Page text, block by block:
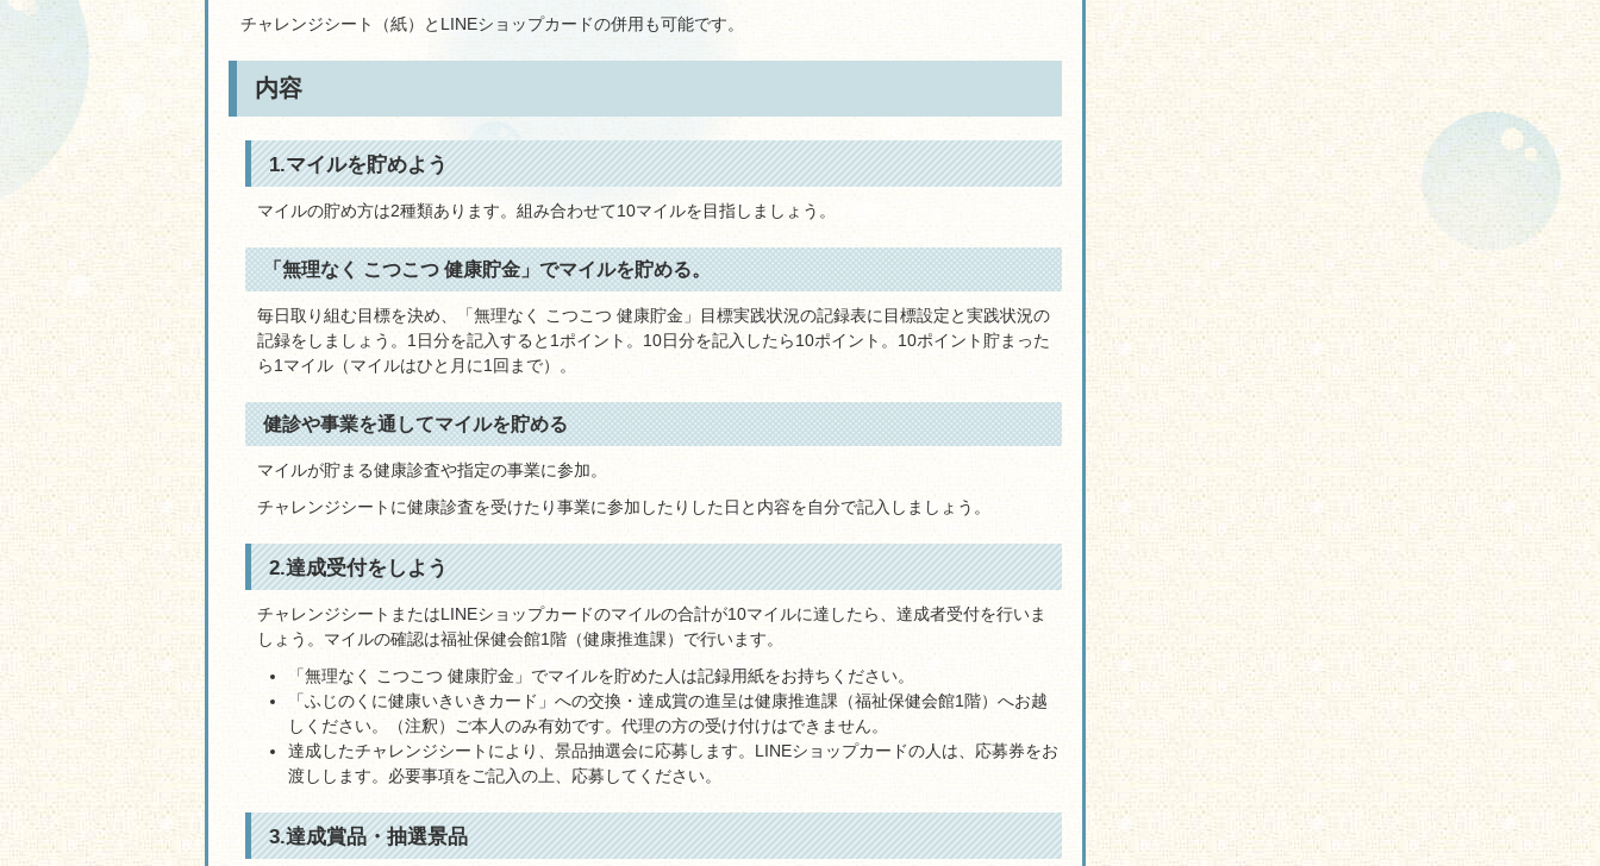
チャレンジシート（紙）とLINEショップカードの併用も可能です。
内容
1.マイルを貯めよう
マイルの貯め方は2種類あります。組み合わせて10マイルを目指しましょう。
「無理なく こつこつ 健康貯金」でマイルを貯める。
毎日取り組む目標を決め、「無理なく こつこつ 健康貯金」目標実践状況の記録表に目標設定と実践状況の
記録をしましょう。1日分を記入すると1ポイント。10日分を記入したら10ポイント。10ポイント貯まった
ら1マイル（マイルはひと月に1回まで）。
健診や事業を通してマイルを貯める
マイルが貯まる健康診査や指定の事業に参加。
チャレンジシートに健康診査を受けたり事業に参加したりした日と内容を自分で記入しましょう。
2.達成受付をしよう
チャレンジシートまたはLINEショップカードのマイルの合計が10マイルに達したら、達成者受付を行いま
しょう。マイルの確認は福祉保健会館1階（健康推進課）で行います。
「無理なく こつこつ 健康貯金」でマイルを貯めた人は記録用紙をお持ちください。
「ふじのくに健康いきいきカード」への交換・達成賞の進呈は健康推進課（福祉保健会館1階）へお越
しください。（注釈）ご本人のみ有効です。代理の方の受け付けはできません。
達成したチャレンジシートにより、景品抽選会に応募します。LINEショップカードの人は、応募券をお
渡しします。必要事項をご記入の上、応募してください。
3.達成賞品・抽選景品